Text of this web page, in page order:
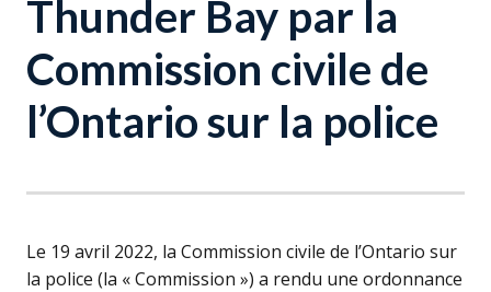
Thunder Bay par la
Commission civile de
l’Ontario sur la police
Le 19 avril 2022, la Commission civile de l’Ontario sur
la police (la « Commission ») a rendu une ordonnance